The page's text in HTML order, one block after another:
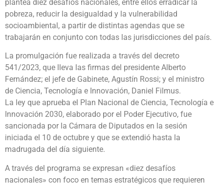
plantea diez desafíos nacionales, entre ellos erradicar la
pobreza, reducir la desigualdad y la vulnerabilidad
socioambiental, a partir de distintas agendas que se
trabajarán en conjunto con todas las jurisdicciones del país.
La promulgación fue realizada a través del decreto
541/2023, que lleva las firmas del presidente Alberto
Fernández; el jefe de Gabinete, Agustín Rossi; y el ministro
de Ciencia, Tecnología e Innovación, Daniel Filmus.
La ley que aprueba el Plan Nacional de Ciencia, Tecnología e
Innovación 2030, elaborado por el Poder Ejecutivo, fue
sancionada por la Cámara de Diputados en la sesión
iniciada el 10 de octubre y que se extendió hasta la
madrugada del día siguiente.
A través del programa se expresan «diez desafíos
nacionales» con foco en temas estratégicos que requieren